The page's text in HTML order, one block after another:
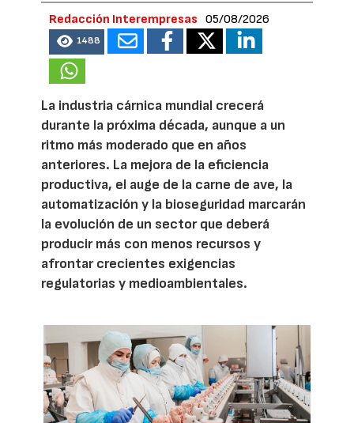
Redacción Interempresas 05/08/2026
1488
La industria cárnica mundial crecerá
durante la próxima década, aunque a un
ritmo más moderado que en años
anteriores. La mejora de la eficiencia
productiva, el auge de la carne de ave, la
automatización y la bioseguridad marcarán
la evolución de un sector que deberá
producir más con menos recursos y
afrontar crecientes exigencias
regulatorias y medioambientales.